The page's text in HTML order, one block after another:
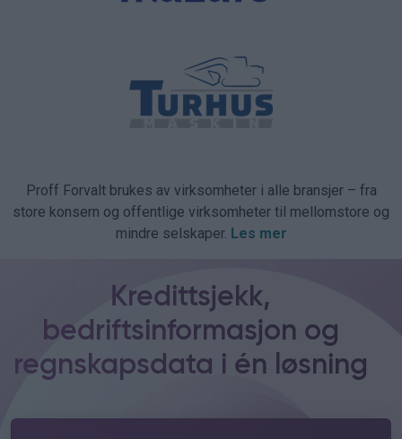
Proff Forvalt brukes av virksomheter i alle bransjer – fra
store konsern og offentlige virksomheter til mellomstore og
mindre selskaper. Les mer
Kredittsjekk,
bedriftsinformasjon og
regnskapsdata i én løsning